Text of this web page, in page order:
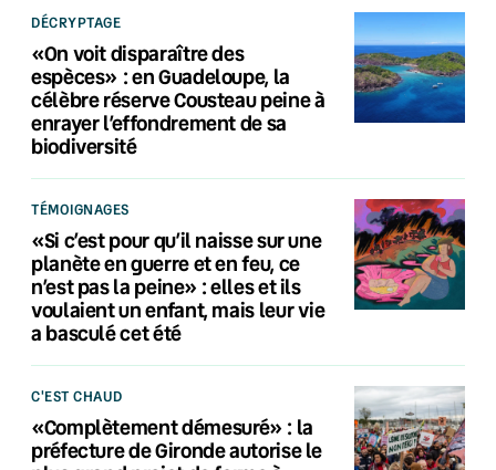
DÉCRYPTAGE
«On voit disparaître des
espèces» : en Guadeloupe, la
célèbre réserve Cousteau peine à
enrayer l’effondrement de sa
biodiversité
TÉMOIGNAGES
«Si c’est pour qu’il naisse sur une
planète en guerre et en feu, ce
n’est pas la peine» : elles et ils
voulaient un enfant, mais leur vie
a basculé cet été
C'EST CHAUD
«Complètement démesuré» : la
préfecture de Gironde autorise le